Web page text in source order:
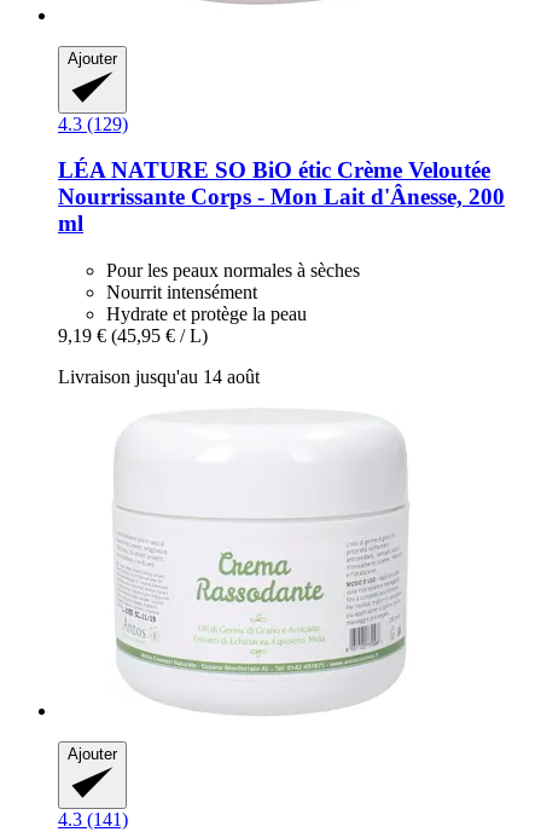
Ajouter
4.3 (129)
LÉA NATURE SO BiO étic Crème Veloutée
Nourrissante Corps -​ Mon Lait d'Ânesse, 200
ml
Pour les peaux normales à sèches
Nourrit intensément
Hydrate et protège la peau
9,19 € (45,95 € / L)
Livraison jusqu'au 14 août
Ajouter
4.3 (141)